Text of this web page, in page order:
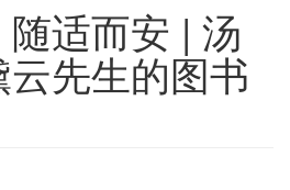
适而安 | 汤
先生的图书